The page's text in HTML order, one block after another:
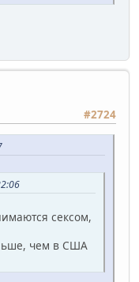
#2724
сексом,
чем в США